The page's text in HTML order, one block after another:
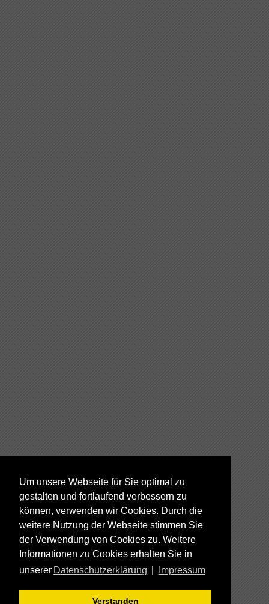
Um unsere Webseite für Sie optimal zu
gestalten und fortlaufend verbessern zu
können, verwenden wir Cookies. Durch die
weitere Nutzung der Webseite stimmen Sie
der Verwendung von Cookies zu. Weitere
Informationen zu Cookies erhalten Sie in
unserer Datenschutzerklärung Impressum
Verstanden